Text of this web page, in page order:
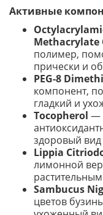
Активные
Methacrylate
полимер,
прически и
PEG-8
компонент,
гладкий и
Tocopherol —
здоровый вид
Lippia
лимонной
Sambucus
цветов